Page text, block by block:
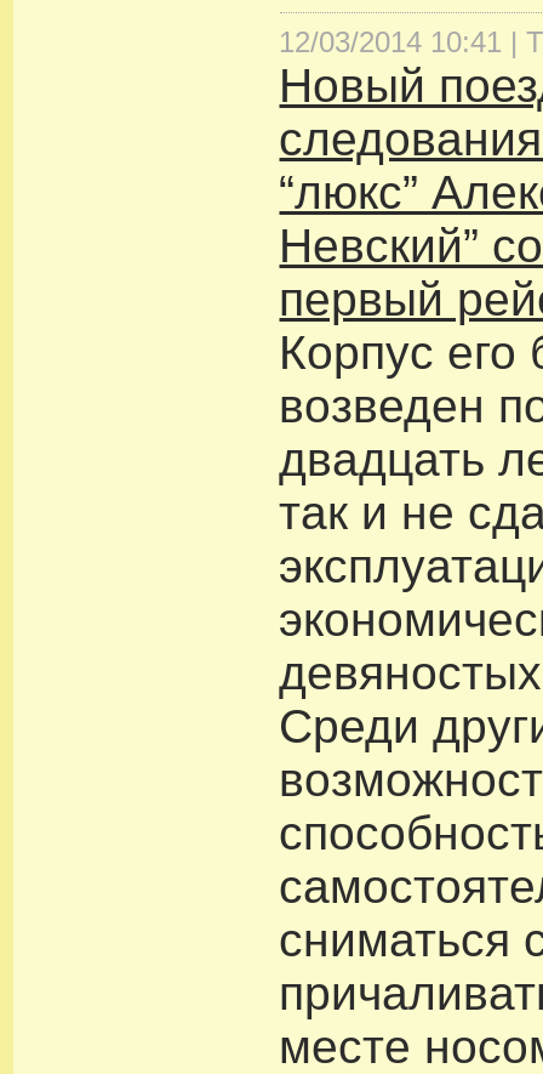
12/03/2014 10:41 |
Новый
“люкс”
Невский”
первый
Корпус его
возведен
двадцать
так и не
Среди
сниматься
месте